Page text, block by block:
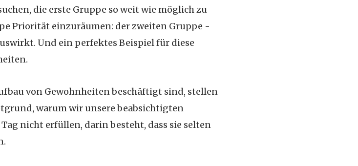
die erste Gruppe so weit wie möglich zu
Priorität einzuräumen: der zweiten Gruppe -
Und ein perfektes Beispiel für diese
von Gewohnheiten beschäftigt sind, stellen
warum wir unsere beabsichtigten
nicht erfüllen, darin besteht, dass sie selten